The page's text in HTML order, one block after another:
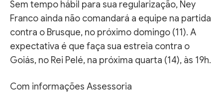
Sem tempo hábil para sua regularização, Ney
Franco ainda não comandará a equipe na partida
contra o Brusque, no próximo domingo (11). A
expectativa é que faça sua estreia contra o
Goiás, no Rei Pelé, na próxima quarta (14), às 19h.
Com informações Assessoria